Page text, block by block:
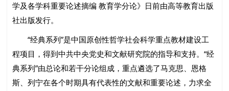
学及各学科重要论述摘编 教育学分论》日前由高等教育出版
社出版发行。
“经典系列”是中国原创性哲学社会科学重点教材建设工
程项目，得到中共中央党史和文献研究院的指导和支持。“经
典系列”由总论和若干分论组成，重点遴选了马克思、恩格
斯、列宁在各个时期具有代表性的文献和重要论述，力求全